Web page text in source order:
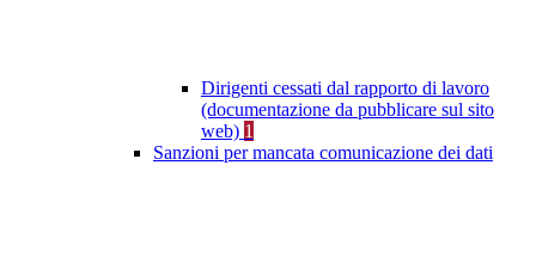
Dirigenti cessati dal rapporto di lavoro
(documentazione da pubblicare sul sito
web) 1
Sanzioni per mancata comunicazione dei dati